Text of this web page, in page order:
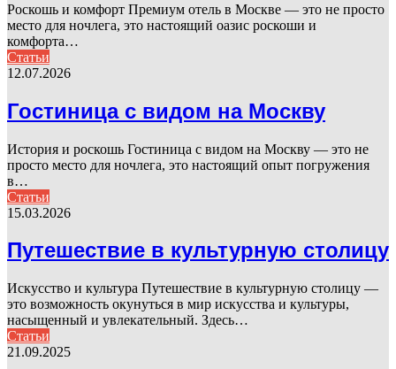
Роскошь и комфорт Премиум отель в Москве — это не просто
место для ночлега, это настоящий оазис роскоши и
комфорта…
Статьи
12.07.2026
Гостиница с видом на Москву
История и роскошь Гостиница с видом на Москву — это не
просто место для ночлега, это настоящий опыт погружения
в…
Статьи
15.03.2026
Путешествие в культурную столицу
Искусство и культура Путешествие в культурную столицу —
это возможность окунуться в мир искусства и культуры,
насыщенный и увлекательный. Здесь…
Статьи
21.09.2025